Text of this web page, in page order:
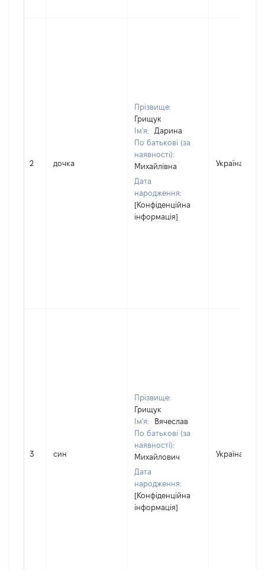
2 дочка
Прізвище:
Грищук
Ім'я:
Дарина
По батькові (за
наявності):
Михайлівна
Дата
народження:
[Конфіденційна
інформація]
Україна
3 син
Прізвище:
Грищук
Ім'я:
Вячеслав
По батькові (за
наявності):
Михайлович
Дата
народження:
[Конфіденційна
інформація]
Україна